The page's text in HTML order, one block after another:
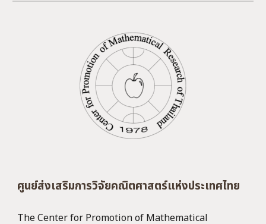
ศูนย์ส่งเสริมการวิจัยคณิตศาสตร์แห่งประเทศไทย
The Center for Promotion of Mathematical